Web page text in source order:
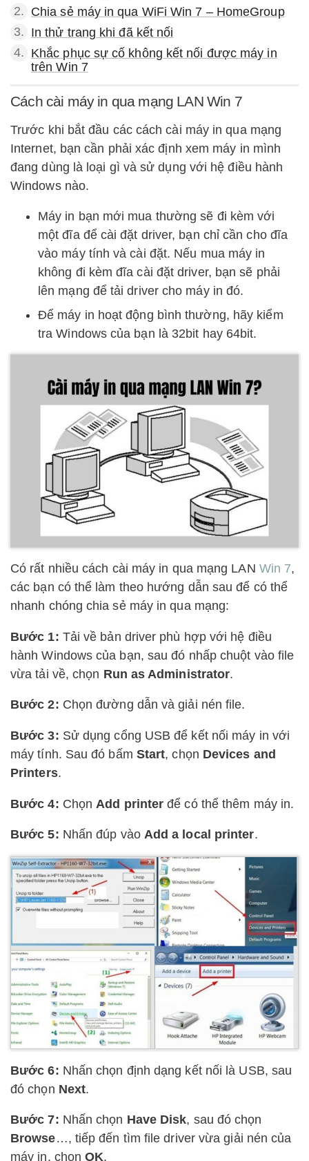
2. Chia sẻ máy in qua WiFi Win 7 – HomeGroup
3. In thử trang khi đã kết nối
4. Khắc phục sự cố không kết nối được máy in
trên Win 7
Cách cài máy in qua mạng LAN Win 7
Trước khi bắt đầu các cách cài máy in qua mạng
Internet, bạn cần phải xác định xem máy in mình
đang dùng là loại gì và sử dụng với hệ điều hành
Windows nào.
Máy in bạn mới mua thường sẽ đi kèm với
một đĩa để cài đặt driver, bạn chỉ cần cho đĩa
vào máy tính và cài đặt. Nếu mua máy in
không đi kèm đĩa cài đặt driver, bạn sẽ phải
lên mạng để tải driver cho máy in đó.
Để máy in hoạt động bình thường, hãy kiểm
tra Windows của bạn là 32bit hay 64bit.
Có rất nhiều cách cài máy in qua mạng LAN Win 7,
các bạn có thể làm theo hướng dẫn sau để có thể
nhanh chóng chia sẻ máy in qua mạng:
Bước 1: Tải về bản driver phù hợp với hệ điều
hành Windows của bạn, sau đó nhấp chuột vào file
vừa tải về, chọn Run as Administrator.
Bước 2: Chọn đường dẫn và giải nén file.
Bước 3: Sử dụng cổng USB để kết nối máy in với
máy tính. Sau đó bấm Start, chọn Devices and
Printers.
Bước 4: Chọn Add printer để có thể thêm máy in.
Bước 5: Nhấn đúp vào Add a local printer.
Bước 6: Nhấn chọn định dạng kết nối là USB, sau
đó chọn Next.
Bước 7: Nhấn chọn Have Disk, sau đó chọn
Browse…, tiếp đến tìm file driver vừa giải nén của
máy in, chọnOK.